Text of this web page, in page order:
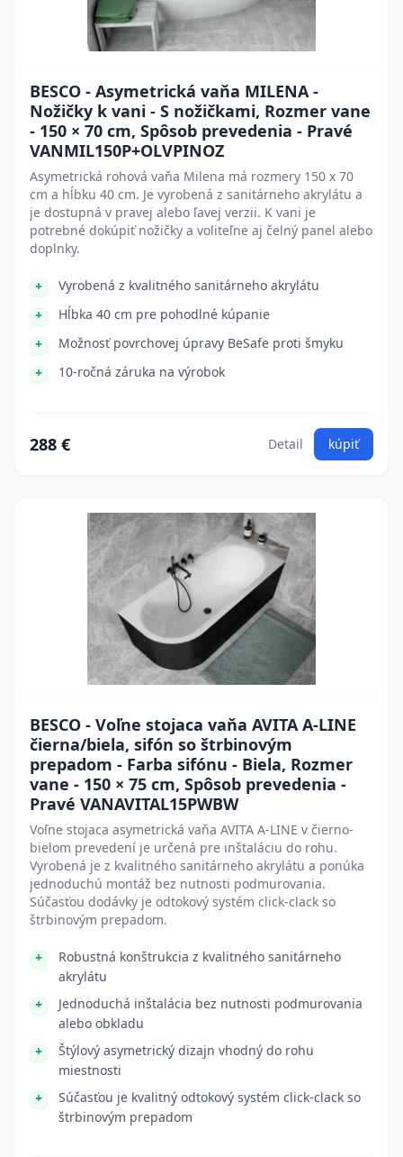
BESCO - Asymetrická vaňa MILENA -
Nožičky k vani - S nožičkami, Rozmer vane
- 150 × 70 cm, Spôsob prevedenia - Pravé
VANMIL150P+OLVPINOZ
Asymetrická rohová vaňa Milena má rozmery 150 x 70
cm a hĺbku 40 cm. Je vyrobená z sanitárneho akrylátu a
je dostupná v pravej alebo ľavej verzii. K vani je
potrebné dokúpiť nožičky a voliteľne aj čelný panel alebo
doplnky.
Vyrobená z kvalitného sanitárneho akrylátu
Hĺbka 40 cm pre pohodlné kúpanie
Možnosť povrchovej úpravy BeSafe proti šmyku
10-ročná záruka na výrobok
288 € Detail kúpiť
BESCO - Voľne stojaca vaňa AVITA A-LINE
čierna/biela, sifón so štrbinovým
prepadom - Farba sifónu - Biela, Rozmer
vane - 150 × 75 cm, Spôsob prevedenia -
Pravé VANAVITAL15PWBW
Voľne stojaca asymetrická vaňa AVITA A-LINE v čierno-
bielom prevedení je určená pre inštaláciu do rohu.
Vyrobená je z kvalitného sanitárneho akrylátu a ponúka
jednoduchú montáž bez nutnosti podmurovania.
Súčasťou dodávky je odtokový systém click-clack so
štrbinovým prepadom.
Robustná konštrukcia z kvalitného sanitárneho
akrylátu
Jednoduchá inštalácia bez nutnosti podmurovania
alebo obkladu
Štýlový asymetrický dizajn vhodný do rohu
miestnosti
Súčasťou je kvalitný odtokový systém click-clack so
štrbinovým prepadom